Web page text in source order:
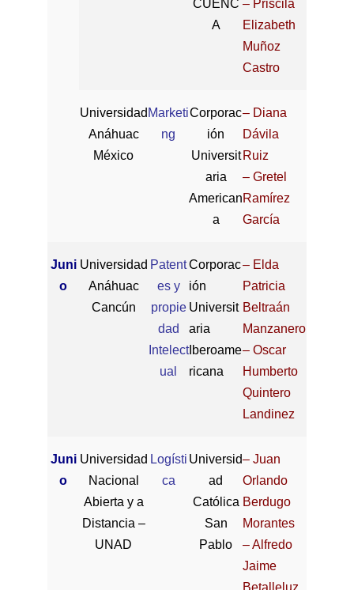
CUENC
A
– Priscila
Elizabeth
Muñoz
Castro
Universidad
Anáhuac
México
Marketi
ng
Corporac
ión
Universit
aria
American
a
– Diana
Dávila
Ruiz
– Gretel
Ramírez
García
Juni
o
Universidad
Anáhuac
Cancún
Patent
es y
propie
dad
Intelect
ual
Corporac
ión
Universit
aria
Iberoame
ricana
– Elda
Patricia
Beltraán
Manzanero
– Oscar
Humberto
Quintero
Landinez
Juni
o
Universidad
Nacional
Abierta y a
Distancia –
UNAD
Logísti
ca
Universid
ad
Católica
San
Pablo
– Juan
Orlando
Berdugo
Morantes
– Alfredo
Jaime